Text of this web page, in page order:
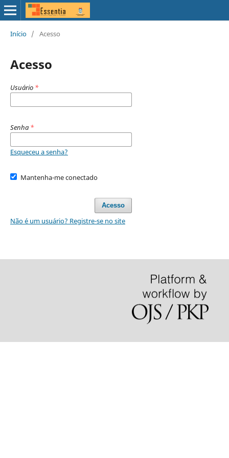
Início / Acesso
Acesso
Usuário *
Senha *
Esqueceu a senha?
Mantenha-me conectado
Acesso
Não é um usuário? Registre-se no site